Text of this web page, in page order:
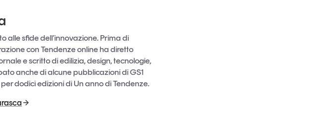
alle sfide dell’innovazione. Prima di
con Tendenze online ha diretto
e scritto di edilizia, design, tecnologie,
anche di alcune pubblicazioni di GS1
dodici edizioni di Un anno di Tendenze.